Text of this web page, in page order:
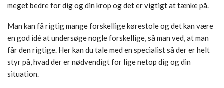
meget bedre for dig og din krop og det er vigtigt at tænke på.
Man kan få rigtig mange forskellige kørestole og det kan være
en god idé at undersøge nogle forskellige, så man ved, at man
får den rigtige. Her kan du tale med en specialist så der er helt
styr på, hvad der er nødvendigt for lige netop dig og din
situation.